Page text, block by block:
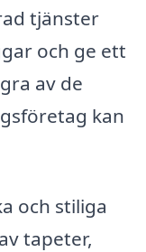
tjänster
och ge ett
av de
kan
och stiliga
tapeter,